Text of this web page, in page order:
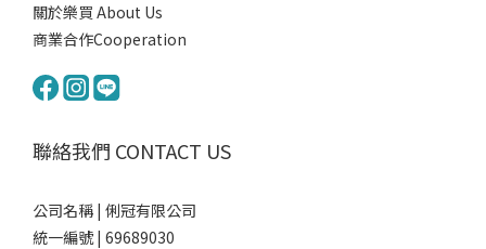
關於樂買 About Us
商業合作Cooperation
聯絡我們 CONTACT US
公司名稱 | 俐冠有限公司
統一編號 | 69689030